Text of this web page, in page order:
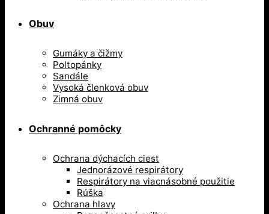
Obuv
Gumáky a čižmy
Poltopánky
Sandále
Vysoká členková obuv
Zimná obuv
Ochranné pomôcky
Ochrana dýchacích ciest
Jednorázové respirátory
Respirátory na viacnásobné použitie
Rúška
Ochrana hlavy